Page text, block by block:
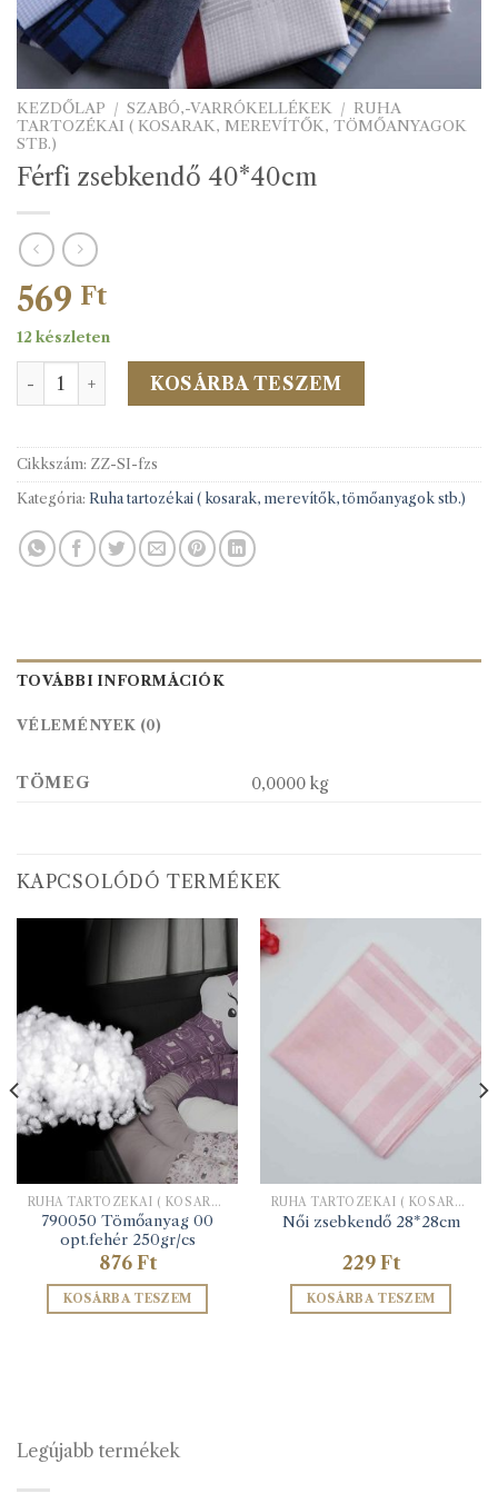
KEZDŐLAP / SZABÓ,-VARRÓKELLÉKEK / RUHA
TARTOZÉKAI ( KOSARAK, MEREVÍTŐK, TÖMŐANYAGOK
STB.)
Férfi zsebkendő 40*40cm
569 Ft
12 készleten
Férfi zsebkendő 40*40cm mennyiség
KOSÁRBA TESZEM
Cikkszám: ZZ-SI-fzs
Kategória: Ruha tartozékai ( kosarak, merevítők, tömőanyagok stb.)
TOVÁBBI INFORMÁCIÓK
VÉLEMÉNYEK (0)
TÖMEG 0,0000 kg
KAPCSOLÓDÓ TERMÉKEK
RUHA TARTOZÉKAI ( KOSARAK, MEREVÍTŐK, TÖMŐANYAGOK STB.)
790050 Tömőanyag 00
opt.fehér 250gr/cs
876 Ft
KOSÁRBA TESZEM
RUHA TARTOZÉKAI ( KOSARAK, MEREVÍTŐK, TÖMŐANYAGOK STB.)
Női zsebkendő 28*28cm
229 Ft
KOSÁRBA TESZEM
Legújabb termékek